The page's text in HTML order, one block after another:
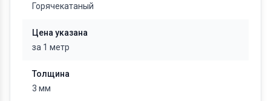
Горячекатаный
Цена указана
за 1 метр
Толщина
3 мм